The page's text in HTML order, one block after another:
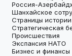
Россия-
Шанхайское
Страницы истории
Стратегическая
Происшествия
Экспансия НАТО
Бизнес и финансы